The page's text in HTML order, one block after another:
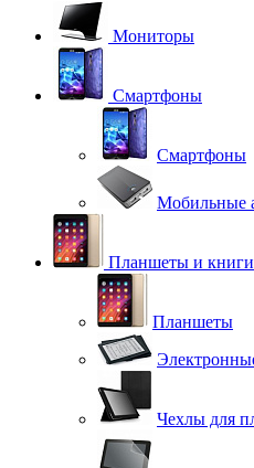
Мониторы
Смартфоны
Смартфоны
Мобильные
Планшеты и книги
Планшеты
Чехлы для